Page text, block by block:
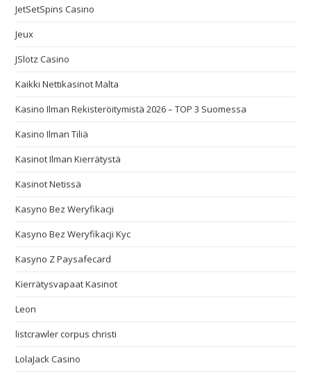
JetSetSpins Casino
Jeux
JSlotz Casino
Kaikki Nettikasinot Malta
Kasino Ilman Rekisteröitymistä 2026 – TOP 3 Suomessa
Kasino Ilman Tiliä
Kasinot Ilman Kierrätystä
Kasinot Netissä
Kasyno Bez Weryfikacji
Kasyno Bez Weryfikacji Kyc
Kasyno Z Paysafecard
Kierrätysvapaat Kasinot
Leon
listcrawler corpus christi
LolaJack Casino